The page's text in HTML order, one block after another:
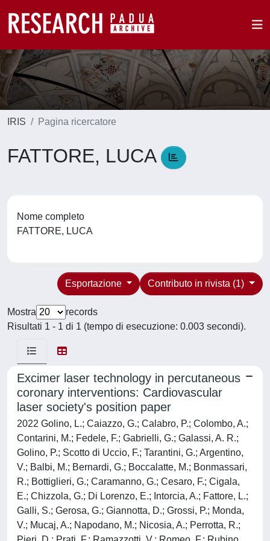
IRIS Pagina ricercatore
FATTORE, LUCA
Nome completo
FATTORE, LUCA
Contributo in rivista (1)
Esportazione
Mostra
records
Risultati 1 - 1 di 1 (tempo di esecuzione: 0.003 secondi).
Excimer laser technology in percutaneous
coronary interventions: Cardiovascular
laser society's position paper
2022 Golino, L.; Caiazzo, G.; Calabro, P.; Colombo, A.;
Contarini, M.; Fedele, F.; Gabrielli, G.; Galassi, A. R.;
Golino, P.; Scotto di Uccio, F.; Tarantini, G.; Argentino,
V.; Balbi, M.; Bernardi, G.; Boccalatte, M.; Bonmassari,
R.; Bottiglieri, G.; Caramanno, G.; Cesaro, F.; Cigala,
E.; Chizzola, G.; Di Lorenzo, E.; Intorcia, A.; Fattore, L.;
Galli, S.; Gerosa, G.; Giannotta, D.; Grossi, P.; Monda,
V.; Mucaj, A.; Napodano, M.; Nicosia, A.; Perrotta, R.;